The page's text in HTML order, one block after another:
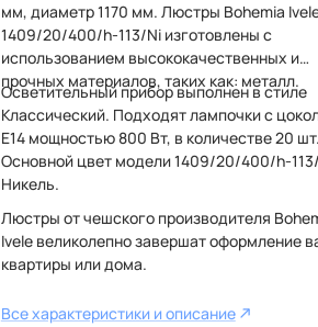
мм, диаметр 1170 мм. Люстры Bohemia
1409/20/400/h-113/Ni изготовлены с
использованием высококачественных и
прочных материалов, таких как: металл.
Осветительный прибор выполнен в стиле
Классический. Подходят лампочки с
E14 мощностью 800 Вт, в количестве 20 шт.
Основной цвет модели 1409/20/400/h-
Никель.
Люстры от чешского производителя
Ivele великолепно завершат оформление
квартиры или дома.
Все характеристики и описание